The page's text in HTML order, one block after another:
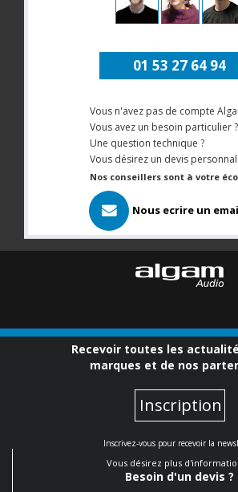
01 53 27 64 94
Vous n'avez pas de compte
Vous avez un besoin particulier ?
Une question technique ?
Vous désirez un devis
Nos conseillers sont à votre
Nous ecrire un
Recevoir toutes les
marques et de nos
Inscription
Inscrivez-vous pour recevoir la
Vous désirez plus
Besoin d'un devis ?